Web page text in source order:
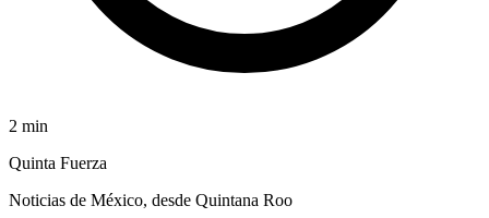
2 min
Quinta Fuerza
Noticias de México, desde Quintana Roo